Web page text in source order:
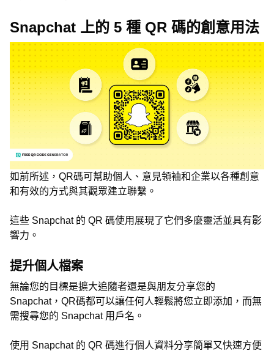
Snapchat 上的 5 種 QR 碼的創意用法
如前所述，QR碼可幫助個人、意見領袖和企業以各種創意
和有效的方式與其觀眾建立聯繫。
這些 Snapchat 的 QR 碼使用展現了它們多麼靈活並具有影
響力。
提升個人檔案
無論您的目標是擴大追隨者還是與朋友分享您的
Snapchat，QR碼都可以讓任何人輕鬆將您立即添加，而無
需搜尋您的 Snapchat 用戶名。
使用 Snapchat 的 QR 碼進行個人資料分享簡單又快速方便